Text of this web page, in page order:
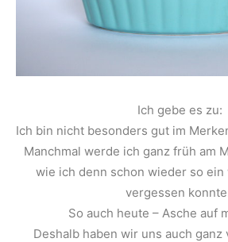
Ich gebe es zu:
Ich bin nicht besonders gut im
Manchmal werde ich ganz früh am
wie ich denn schon wieder so ein
vergessen
So auch heute – Asche auf
Deshalb haben wir uns auch